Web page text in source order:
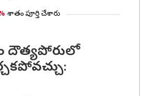
శాతం పూర్తి చేశారు
దౌత్యపోరులో